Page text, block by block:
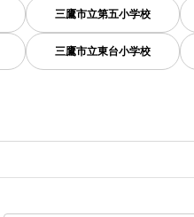
三鷹市立第五小学校
三鷹市立東台小学校